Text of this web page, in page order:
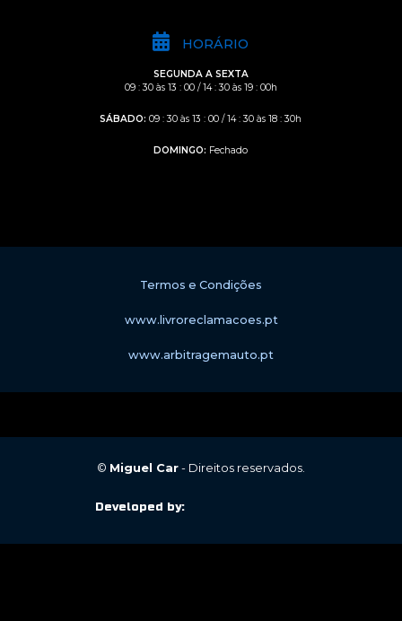
HORÁRIO
SEGUNDA A SEXTA
09 : 30 às 13 : 00 / 14 : 30 às 19 : 00h
SÁBADO:09 : 30 às 13 : 00 / 14 : 30 às 18 : 30h
DOMINGO: Fechado
Termos e Condições
www.livroreclamacoes.pt
www.arbitragemauto.pt
© Miguel Car- Direitos reservados.
Developed by: